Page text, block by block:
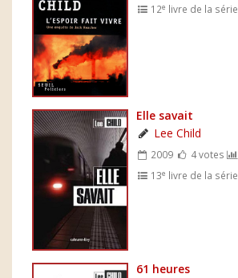
12e livre de la série
Elle savait
Lee Child
2009 4 votes
13e livre de la série
61 heures